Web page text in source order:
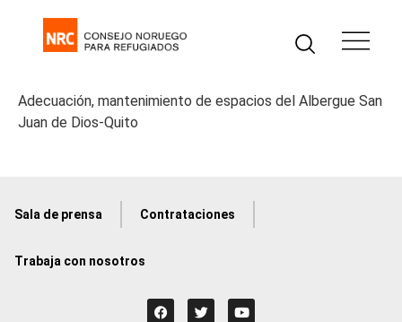
Adecuación, mantenimiento de espacios del Albergue San
Juan de Dios-Quito
Sala de prensa Contrataciones
Trabaja con nosotros